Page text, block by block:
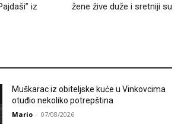
iz
žene žive duže i sretniji su
Muškarac iz obiteljske kuće u Vinkovcima
otuđio nekoliko potrepština
Mario - 07/08/2026